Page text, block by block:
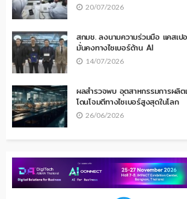
20/07/2026
สกมช. ลงนามความร่วมมือ แคสเป
มั่นคงทางไซเบอร์ด้าน AI
14/07/2026
ผลสำรวจพบ อุตสาหกรรมการผลิต
โดนโจมตีทางไซเบอร์สูงสุดในโลก
26/06/2026